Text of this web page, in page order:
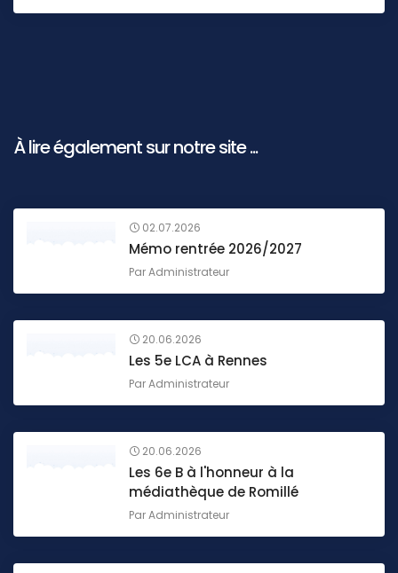
À lire également sur notre site ...
02.07.2026
Mémo rentrée 2026/2027
ParAdministrateur
20.06.2026
Les 5e LCA à Rennes
ParAdministrateur
20.06.2026
Les 6e B à l'honneur à la
médiathèque de Romillé
ParAdministrateur